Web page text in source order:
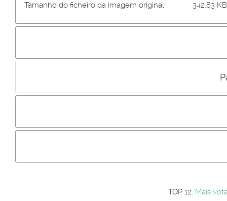
Tamanho do ficheiro da imagem original 342.83
Incluir imagem :
Os
Primeiro autentique-se...
TOP 12: Mais